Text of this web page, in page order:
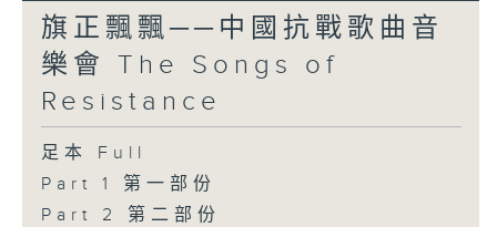
旗正飄飄──中國抗戰歌曲音
樂會 The Songs of
Resistance
足本 Full
Part 1 第一部份
Part 2 第二部份